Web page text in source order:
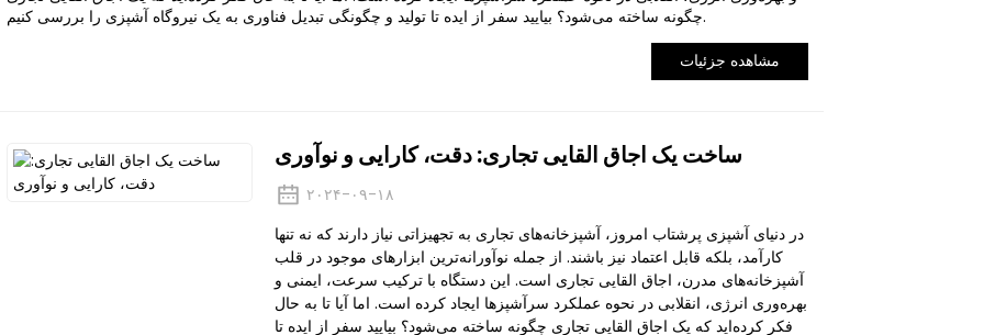
چگونه ساخته می‌شود؟ بیایید سفر از ایده تا تولید و چگونگی تبدیل فناوری به یک نیروگاه آشپزی را بررسی کنیم.
مشاهده جزئیات
ساخت یک اجاق القایی تجاری: دقت، کارایی و نوآوری
۲۰۲۴-۰۹-۱۸
در دنیای آشپزی پرشتاب امروز، آشپزخانه‌های تجاری به تجهیزاتی نیاز دارند که نه تنها
کارآمد، بلکه قابل اعتماد نیز باشند. از جمله نوآورانه‌ترین ابزارهای موجود در قلب
آشپزخانه‌های مدرن، اجاق القایی تجاری است. این دستگاه با ترکیب سرعت، ایمنی و
بهره‌وری انرژی، انقلابی در نحوه عملکرد سرآشپزها ایجاد کرده است. اما آیا تا به حال
فکر کرده‌اید که یک اجاق القایی تجاری چگونه ساخته می‌شود؟ بیایید سفر از ایده تا